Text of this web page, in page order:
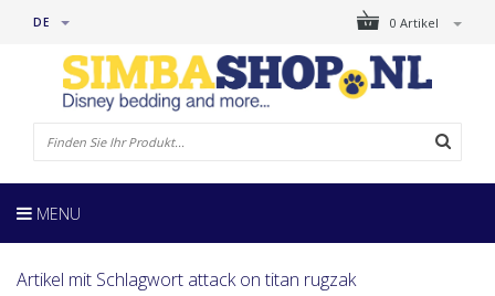
0 Artikel
DE
MENU
Artikel mit Schlagwort attack on titan rugzak